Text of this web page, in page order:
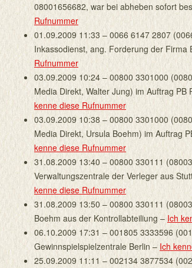
08001656682, war bei abheben sofort
Rufnummer
01.09.2009 11:33 – 0066 6147 2807
Inkassodienst, ang. Forderung der Firma
Rufnummer
03.09.2009 10:24 – 00800 3301000
Media Direkt, Walter Jung) im Auftrag PB
kenne diese Rufnummer
03.09.2009 10:38 – 00800 3301000
Media Direkt, Ursula Boehm) im Auftrag
kenne diese Rufnummer
31.08.2009 13:40 – 00800 330111
Verwaltungszentrale der Verleger aus
kenne diese Rufnummer
31.08.2009 13:50 – 00800 330111
Boehm aus der Kontrollabteiliung – Ich
06.10.2009 17:31 – 001805 3333596
Gewinnspielspielzentrale Berlin – Ich
25.09.2009 11:11 – 002134 3877534